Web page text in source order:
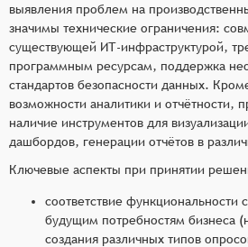
выявления проблем на
значимы технические ограничения:
существующей ИТ-инфраструктурой,
программным ресурсам, поддержка
стандартов безопасности данных.
возможности аналитики и отчётности,
наличие инструментов для
дашбордов, генерации отчётов в
Ключевые аспекты при принятии
соответствие функциональности
будущим потребностям бизнеса
создания различных типов